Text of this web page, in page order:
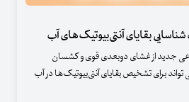
بقایای آنتی‌بیوتیک‌های آب
جدید از غشای دوبعدی قوی و کشسان
تواند برای تشخیص بقایای آنتی‌بیوتیک‌ها در آب